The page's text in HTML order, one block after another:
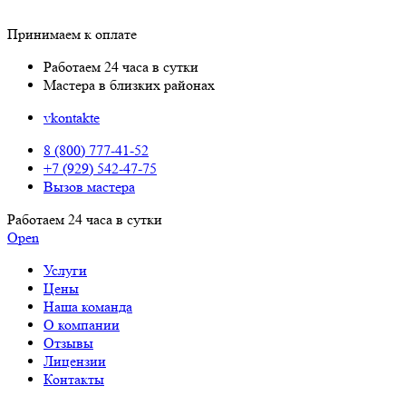
Принимаем к оплате
Работаем 24 часа в сутки
Мастера в близких районах
vkontakte
8 (800) 777-41-52
+7 (929) 542-47-75
Вызов мастера
Работаем 24 часа в сутки
Open
Услуги
Цены
Наша команда
О компании
Отзывы
Лицензии
Контакты